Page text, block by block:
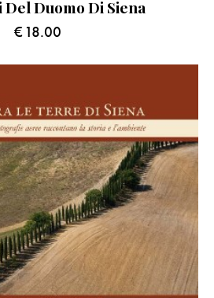
Duomo Di Siena
€18.00